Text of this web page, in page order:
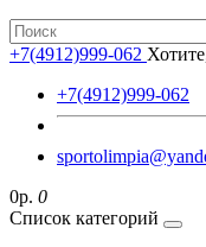
+7(4912)999-062
+7(4912)999-062
0р. 0
Список категорий